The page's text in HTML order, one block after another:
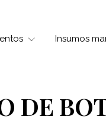
Insumos
DE